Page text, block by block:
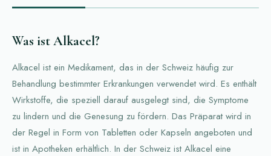
Was ist Alkacel?
Alkacel ist ein Medikament, das in der Schweiz häufig zur
Behandlung bestimmter Erkrankungen verwendet wird. Es enthält
Wirkstoffe, die speziell darauf ausgelegt sind, die Symptome
zu lindern und die Genesung zu fördern. Das Präparat wird in
der Regel in Form von Tabletten oder Kapseln angeboten und
ist in Apotheken erhältlich. In der Schweiz ist Alkacel eine